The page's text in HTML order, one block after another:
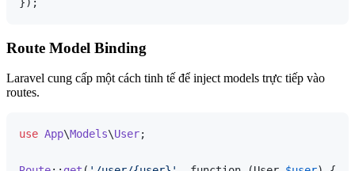
Route Model Binding
Laravel cung cấp một cách tinh tế để inject models trực tiếp vào
routes.
use App\Models\User;